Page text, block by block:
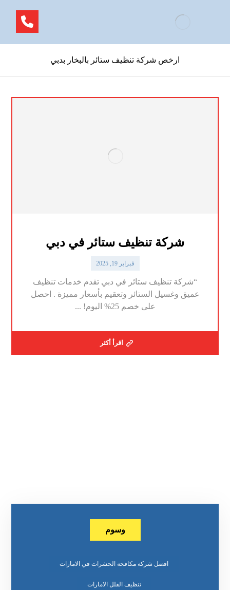
ارخص شركة تنظيف ستائر بالبخار بدبي
شركة تنظيف ستائر في دبي
فبراير 19, 2025
“شركة تنظيف ستائر في دبي تقدم خدمات تنظيف
عميق وغسيل الستائر وتعقيم بأسعار مميزة . احصل
على خصم 25% اليوم! ...
اقرأ أكثر
وسوم
افضل شركة مكافحة الحشرات في الامارات
تنظيف الفلل الامارات